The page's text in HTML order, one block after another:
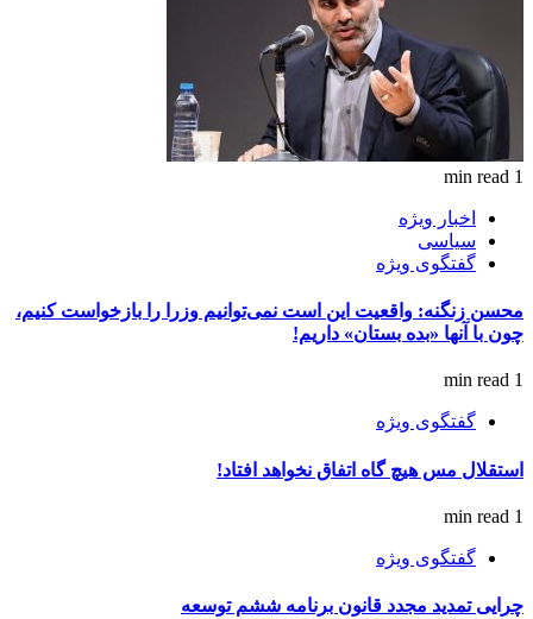
1 min read
اخبار ویژه
سیاسی
گفتگوی ویژه
محسن زنگنه: واقعیت این است نمی‌توانیم وزرا را بازخواست کنیم،
چون با آنها «بده بستان» داریم!
1 min read
گفتگوی ویژه
استقلال مس هیچ گاه اتفاق نخواهد افتاد!
1 min read
گفتگوی ویژه
چرایی تمدید مجدد قانون برنامه ششم توسعه